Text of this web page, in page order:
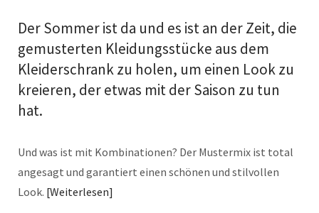
Der Sommer ist da und es ist an der Zeit, die
gemusterten Kleidungsstücke aus dem
Kleiderschrank zu holen, um einen Look zu
kreieren, der etwas mit der Saison zu tun
hat.
Und was ist mit Kombinationen? Der Mustermix ist total
angesagt und garantiert einen schönen und stilvollen
Look. Weiterlesen